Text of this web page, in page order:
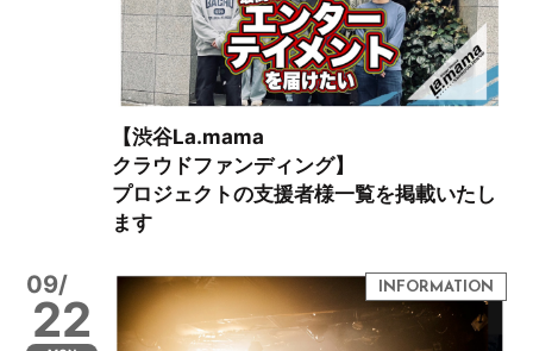
【渋谷La.mama
クラウドファンディング】
プロジェクトの支援者様一覧を掲載いたし
ます
09/
22